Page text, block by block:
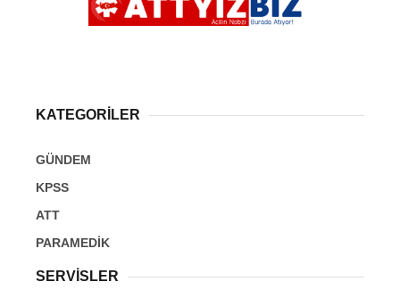
KATEGORİLER
GÜNDEM
KPSS
ATT
PARAMEDİK
SERVİSLER